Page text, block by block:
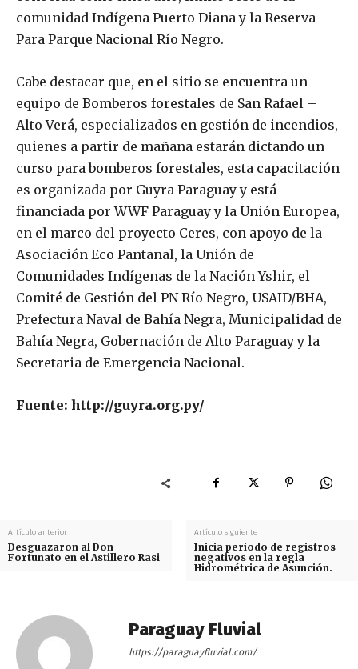
comunidad Indígena Puerto Diana y la Reserva
Para Parque Nacional Río Negro.
Cabe destacar que, en el sitio se encuentra un
equipo de Bomberos forestales de San Rafael –
Alto Verá, especializados en gestión de incendios,
quienes a partir de mañana estarán dictando un
curso para bomberos forestales, esta capacitación
es organizada por Guyra Paraguay y está
financiada por WWF Paraguay y la Unión Europea,
en el marco del proyecto Ceres, con apoyo de la
Asociación Eco Pantanal, la Unión de
Comunidades Indígenas de la Nación Yshir, el
Comité de Gestión del PN Río Negro, USAID/BHA,
Prefectura Naval de Bahía Negra, Municipalidad de
Bahía Negra, Gobernación de Alto Paraguay y la
Secretaria de Emergencia Nacional.
Fuente: http://guyra.org.py/
Artículo anterior
Desguazaron al Don
Fortunato en el Astillero Rasi
Artículo siguiente
Inicia periodo de registros
negativos en la regla
Hidrométrica de Asunción.
Paraguay Fluvial
https://paraguayfluvial.com/